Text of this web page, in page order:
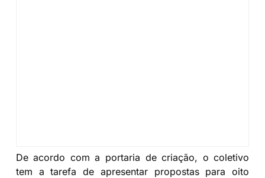
De acordo com a portaria de criação, o coletivo
tem a tarefa de apresentar propostas para oito